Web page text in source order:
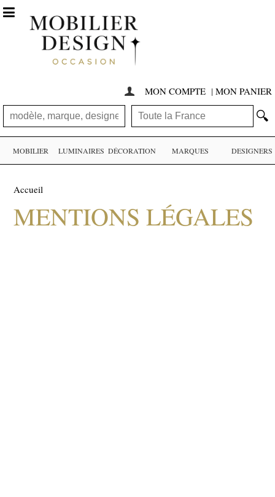
 MON COMPTE | MON PANIER
🔍

MOBILIER LUMINAIRES DÉCORATION MARQUES DESIGNERS
Accueil
MENTIONS LÉGALES